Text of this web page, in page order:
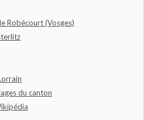
Robécourt (Vosges)
du canton